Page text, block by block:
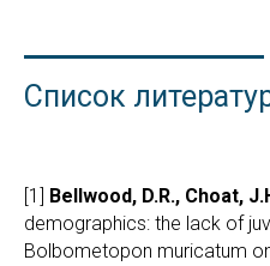
Список
[1] Bellwood, D.R., Choat,
demographics: the lack of
Bolbometopon muricatum